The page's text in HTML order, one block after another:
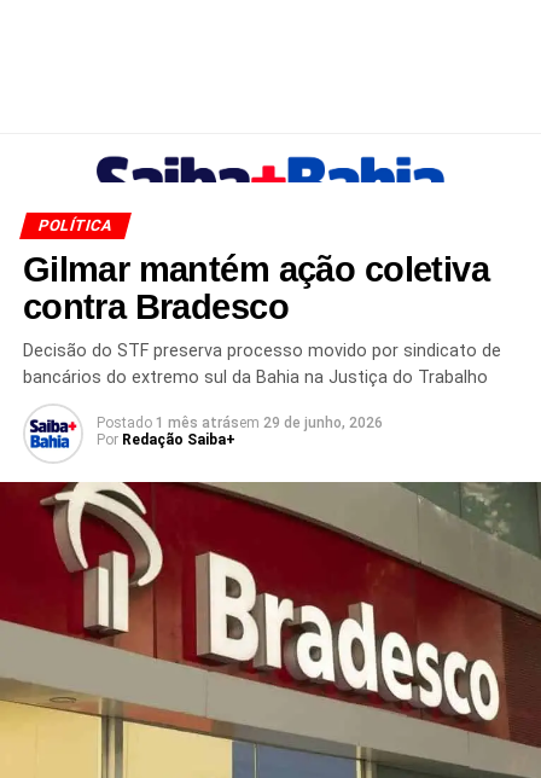
POLÍTICA
Gilmar mantém ação coletiva
contra Bradesco
Decisão do STF preserva processo movido por sindicato de
bancários do extremo sul da Bahia na Justiça do Trabalho
Postado 1 mês atrásem 29 de junho, 2026
Por Redação Saiba+